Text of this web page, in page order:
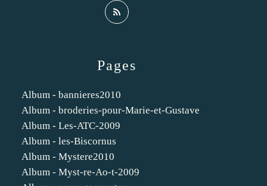
Pages
Album - bannieres2010
Album - broderies-pour-Marie-et-Gustave
Album - Les-ATC-2009
Album - les-Biscornus
Album - Mystere2010
Album - Myst-re-Ao-t-2009